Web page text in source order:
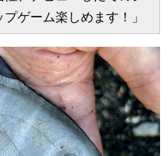
ゲーム楽しめます！」